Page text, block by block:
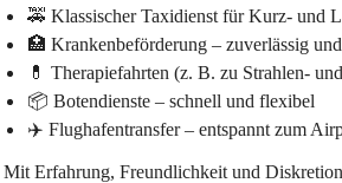
🚕 Klassischer Taxidienst für Kurz- und
🏥 Krankenbeförderung – zuverlässig
💊 Therapiefahrten (z. B. zu Strahlen-
📦 Botendienste – schnell und flexibel
✈️ Flughafentransfer – entspannt zum
Mit Erfahrung, Freundlichkeit und